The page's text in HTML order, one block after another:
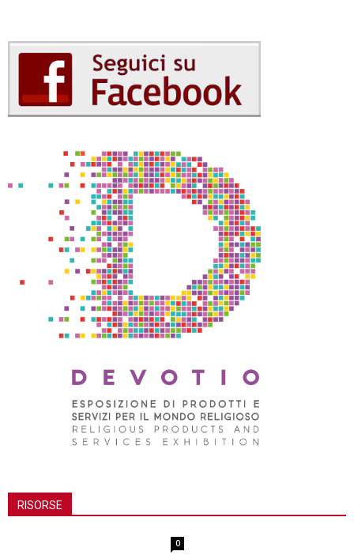
RISORSE
0